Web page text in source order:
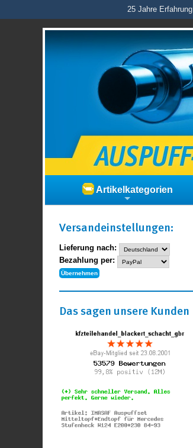
25 Jahre Erfahrung
Artikelkategorien
Versand­einstellungen:
Lieferung nach:
Bezahlung per:
Das sagen unsere Kunden